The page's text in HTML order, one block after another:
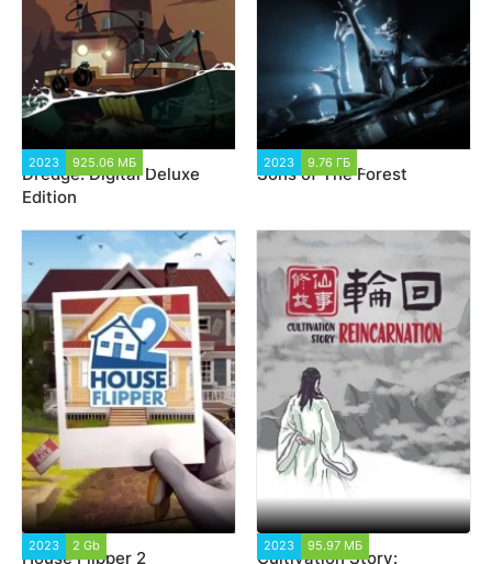
2023 925.06 МБ
Dredge: Digital Deluxe
Edition
2023 9.76 ГБ
Sons of The Forest
2023 2 Gb
House Flipper 2
2023 95.97 МБ
Cultivation Story: